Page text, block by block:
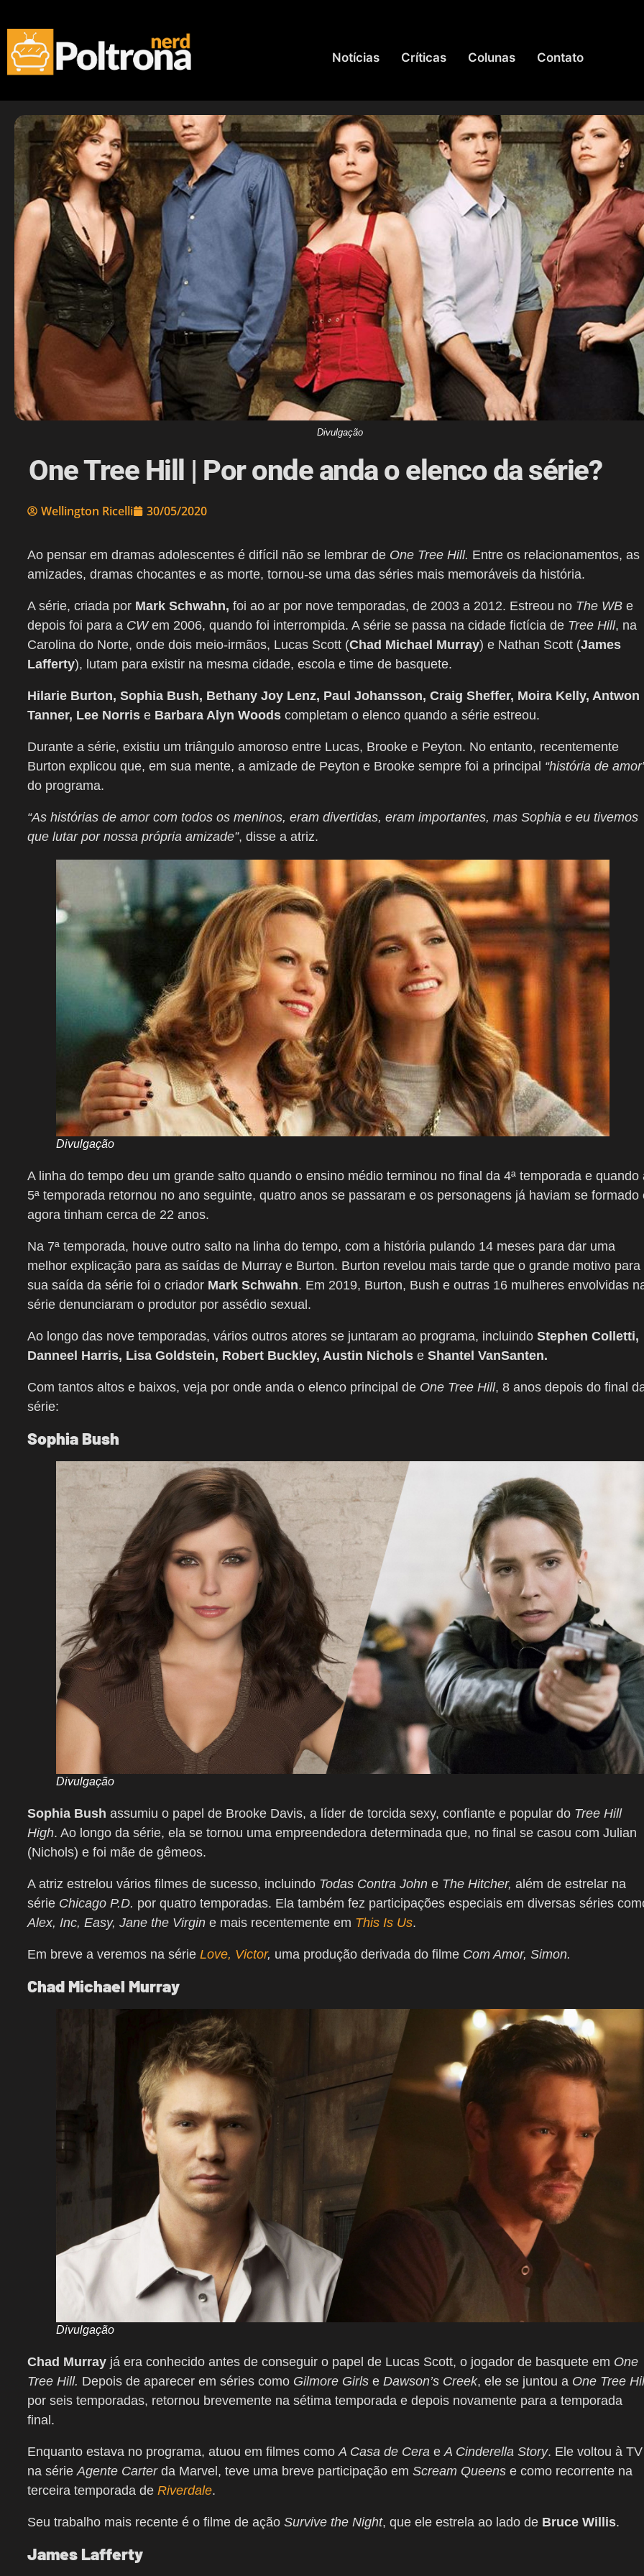
Notícias Críticas Colunas Contato
Divulgação
One Tree Hill | Por onde anda o elenco da série?
Wellington Ricelli 30/05/2020
Ao pensar em dramas adolescentes é difícil não se lembrar de One Tree Hill. Entre os relacionamentos, as
amizades, dramas chocantes e as morte, tornou-se uma das séries mais memoráveis da história.
A série, criada por Mark Schwahn, foi ao ar por nove temporadas, de 2003 a 2012. Estreou no The WB e
depois foi para a CWem 2006, quando foi interrompida. A série se passa na cidade fictícia de Tree Hill, na
Carolina do Norte, onde dois meio-irmãos, Lucas Scott (Chad Michael Murray) e Nathan Scott (James
Lafferty), lutam para existir na mesma cidade, escola e time de basquete.
Hilarie Burton, Sophia Bush, Bethany Joy Lenz, Paul Johansson, Craig Sheffer, Moira Kelly, Antwon
Tanner, Lee Norris e Barbara Alyn Woods completam o elenco quando a série estreou.
Durante a série, existiu um triângulo amoroso entre Lucas, Brooke e Peyton. No entanto, recentemente
Burton explicou que, em sua mente, a amizade de Peyton e Brooke sempre foi a principal “história de
do programa.
“As histórias de amor com todos os meninos, eram divertidas, eram importantes, mas Sophia e eu tivemos
que lutar por nossa própria amizade”, disse a atriz.
Divulgação
A linha do tempo deu um grande salto quando o ensino médio terminou no final da 4ª temporada e quando
5ª temporada retornou no ano seguinte, quatro anos se passaram e os personagens já haviam se formado
agora tinham cerca de 22 anos.
Na 7ª temporada, houve outro salto na linha do tempo, com a história pulando 14 meses para dar uma
melhor explicação para as saídas de Murray e Burton. Burton revelou mais tarde que o grande motivo para
sua saída da série foi o criador Mark Schwahn. Em 2019, Burton, Bush e outras 16 mulheres envolvidas
série denunciaram o produtor por assédio sexual.
Ao longo das nove temporadas, vários outros atores se juntaram ao programa, incluindo Stephen Colletti,
Danneel Harris, Lisa Goldstein, Robert Buckley, Austin Nichols e Shantel VanSanten.
Com tantos altos e baixos, veja por onde anda o elenco principal de One Tree Hill, 8 anos depois do final
série:
Sophia Bush
Divulgação
Sophia Bush assumiu o papel de Brooke Davis, a líder de torcida sexy, confiante e popular do Tree Hill
High. Ao longo da série, ela se tornou uma empreendedora determinada que, no final se casou com Julian
(Nichols) e foi mãe de gêmeos.
A atriz estrelou vários filmes de sucesso, incluindo Todas Contra John e The Hitcher, além de estrelar na
série Chicago P.D. por quatro temporadas. Ela também fez participações especiais em diversas séries
Alex, Inc, Easy, Jane the Virgin e mais recentemente em This Is Us.
Em breve a veremos na série Love, Victor, uma produção derivada do filme Com Amor, Simon.
Chad Michael Murray
Divulgação
Chad Murray já era conhecido antes de conseguir o papel de Lucas Scott, o jogador de basquete em One
Tree Hill. Depois de aparecer em séries como Gilmore Girls e Dawson’s Creek, ele se juntou a One Tree
por seis temporadas, retornou brevemente na sétima temporada e depois novamente para a temporada
final.
Enquanto estava no programa, atuou em filmes como A Casa de Cera e A Cinderella Story. Ele voltou à TV
na série Agente Carterda Marvel, teve uma breve participação em Scream Queens e como recorrente na
terceira temporada de Riverdale.
Seu trabalho mais recente é o filme de ação Survive the Night, que ele estrela ao lado de Bruce Willis.
James Lafferty